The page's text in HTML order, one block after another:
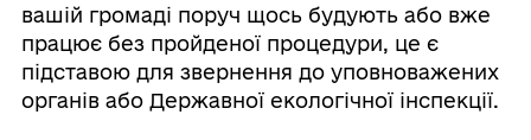
вашій громаді поруч щось будують або вже
працює без пройденої процедури, це є
підставою для звернення до уповноважених
органів або Державної екологічної інспекції.